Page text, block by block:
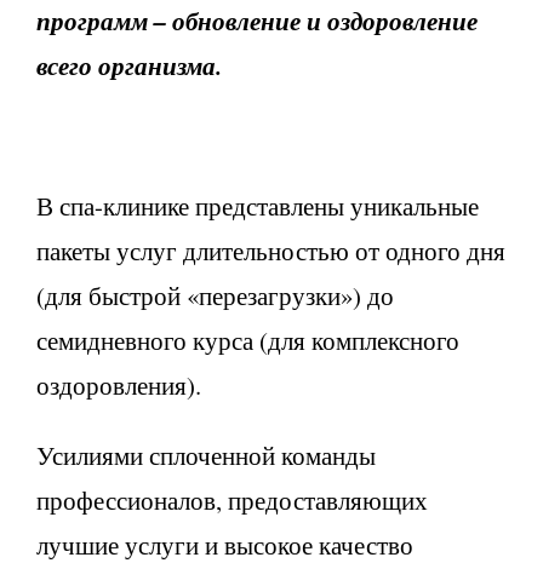
программ – обновление и оздоровление
всего организма.
В спа-клинике представлены уникальные
пакеты услуг длительностью от одного дня
(для быстрой «перезагрузки») до
семидневного курса (для комплексного
оздоровления).
Усилиями сплоченной команды
профессионалов, предоставляющих
лучшие услуги и высокое качество